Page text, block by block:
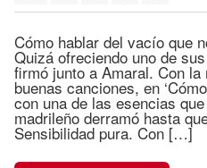
Cómo hablar del vacío que
Quizá ofreciendo uno de
firmó junto a Amaral. Con
buenas canciones, en
con una de las esencias
madrileño derramó hasta
Sensibilidad pura. Con […]